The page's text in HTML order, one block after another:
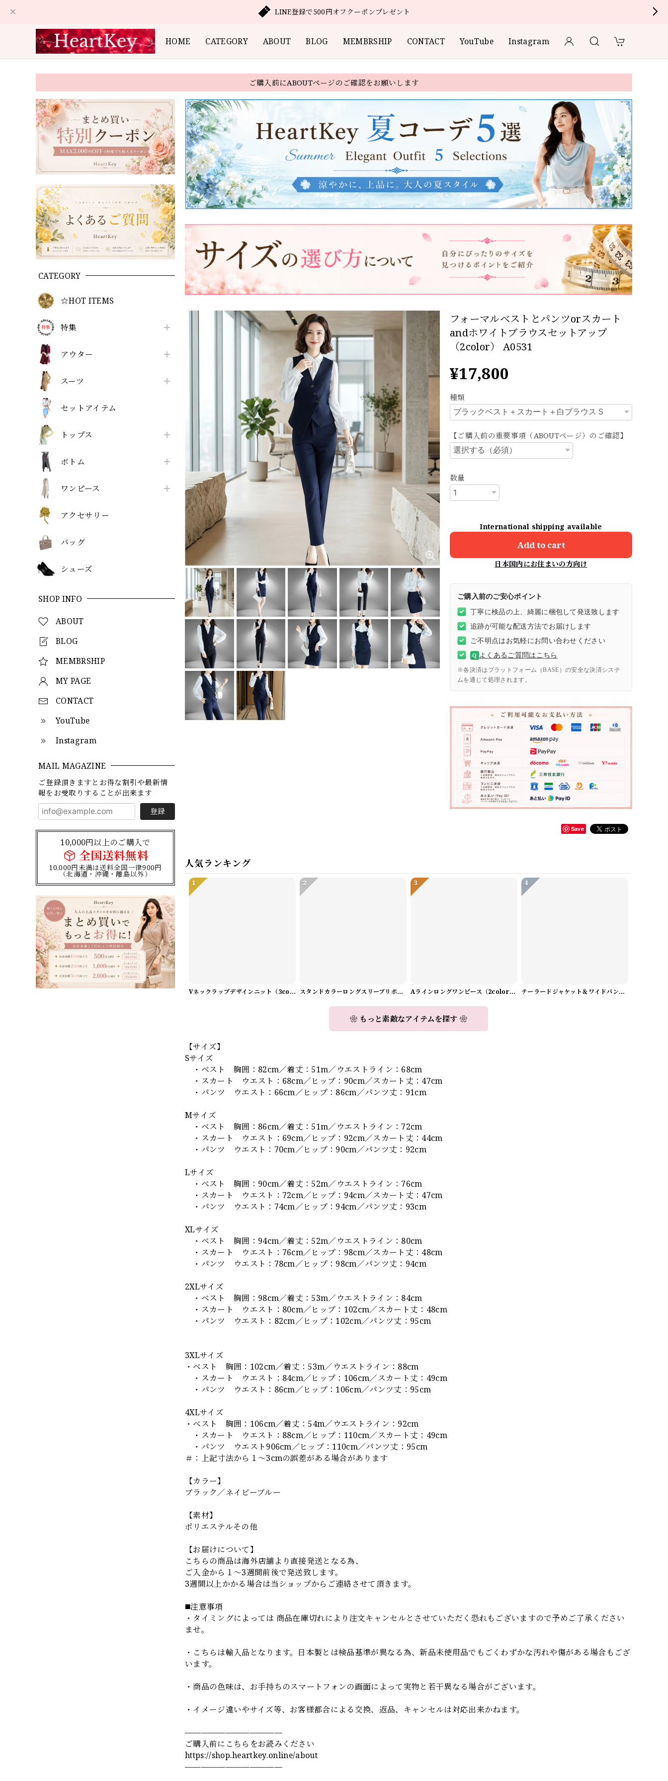
LINE登録で500円オフクーポンプレゼント
HOME CATEGORY ABOUT BLOG MEMBRSHIP CONTACT YouTube Instagram
ご購入前にABOUTページのご確認をお願いします
CATEGORY
☆HOT ITEMS
特集
アウター
スーツ
セットアイテム
トップス
ボトム
ワンピース
アクセサリー
バッグ
シューズ
SHOP INFO
ABOUT
BLOG
MEMBRSHIP
MY PAGE
CONTACT
YouTube
Instagram
MAIL MAGAZINE
ご登録頂きますとお得な割引や最新情
報をお受取りすることが出来ます
登録
10,000円以上のご購入で
全国送料無料
10,000円未満は送料全国一律900円
（北海道・沖縄・離島以外）
フォーマルベストとパンツorスカート
andホワイトブラウスセットアップ
（2color） A0531
¥17,800
種類
【ご購入前の重要事項（ABOUTページ）のご確認】
数量
International shipping available
Add to cart
日本国内にお住まいの方向け
ご購入前のご安心ポイント
丁寧に検品の上、綺麗に梱包して発送致します
追跡が可能な配送方法でお届けします
ご不明点はお気軽にお問い合わせください
Q よくあるご質問はこちら
※各決済はプラットフォーム（BASE）の安全な決済システ
ムを通じて処理されます。
Save
人気ランキング
1
Vネックラップデザインニット（3color） A1008
2
スタンドカラーロングスリーブリボンブラウス（3color） A1126
3
Aラインロングワンピース（2color） A0908
4
テーラードジャケット＆ワイドパンツスーツwithスカーフ A0987
❀ もっと素敵なアイテムを探す ❀
【サイズ】
Sサイズ
・ベスト 胸囲：82cm／着丈：51m／ウエストライン：68cm
・スカート ウエスト：68cm／ヒップ：90cm／スカート丈：47cm
・パンツ ウエスト：66cm／ヒップ：86cm／パンツ丈：91cm
Mサイズ
・ベスト 胸囲：86cm／着丈：51m／ウエストライン：72cm
・スカート ウエスト：69cm／ヒップ：92cm／スカート丈：44cm
・パンツ ウエスト：70cm／ヒップ：90cm／パンツ丈：92cm
Lサイズ
・ベスト 胸囲：90cm／着丈：52m／ウエストライン：76cm
・スカート ウエスト：72cm／ヒップ：94cm／スカート丈：47cm
・パンツ ウエスト：74cm／ヒップ：94cm／パンツ丈：93cm
XLサイズ
・ベスト 胸囲：94cm／着丈：52m／ウエストライン：80cm
・スカート ウエスト：76cm／ヒップ：98cm／スカート丈：48cm
・パンツ ウエスト：78cm／ヒップ：98cm／パンツ丈：94cm
2XLサイズ
・ベスト 胸囲：98cm／着丈：53m／ウエストライン：84cm
・スカート ウエスト：80cm／ヒップ：102cm／スカート丈：48cm
・パンツ ウエスト：82cm／ヒップ：102cm／パンツ丈：95cm
3XLサイズ
・ベスト 胸囲：102cm／着丈：53m／ウエストライン：88cm
・スカート ウエスト：84cm／ヒップ：106cm／スカート丈：49cm
・パンツ ウエスト：86cm／ヒップ：106cm／パンツ丈：95cm
4XLサイズ
・ベスト 胸囲：106cm／着丈：54m／ウエストライン：92cm
・スカート ウエスト：88cm／ヒップ：110cm／スカート丈：49cm
・パンツ ウエスト906cm／ヒップ：110cm／パンツ丈：95cm
＃：上記寸法から１～3cmの誤差がある場合があります
【カラー】
ブラック／ネイビーブルー
【素材】
ポリエステルその他
【お届けについて】
こちらの商品は海外店舗より直接発送となる為、
ご入金から１～3週間前後で発送致します。
3週間以上かかる場合は当ショップからご連絡させて頂きます。
◼️注意事項
・タイミングによっては 商品在庫切れにより注文キャンセルとさせていただく恐れもございますので予めご了承ください
ませ。
・こちらは輸入品となります。日本製とは検品基準が異なる為、新品未使用品でもごくわずかな汚れや傷がある場合もござ
います。
・商品の色味は、お手持ちのスマートフォンの画面によって実物と若干異なる場合がございます。
・イメージ違いやサイズ等、お客様都合による交換、返品、キャンセルは対応出来かねます。
————————————
ご購入前にこちらをお読みください
https://shop.heartkey.online/about
————————————